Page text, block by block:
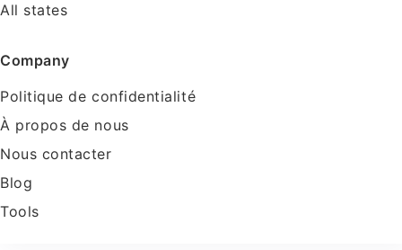
All states
Company
Politique de confidentialité
À propos de nous
Nous contacter
Blog
Tools